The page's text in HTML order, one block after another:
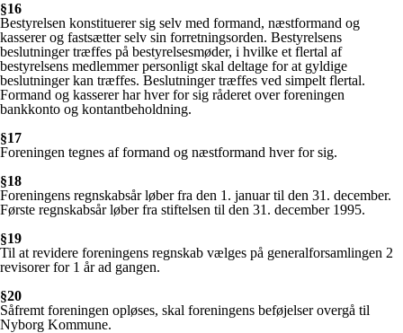
§16
Bestyrelsen konstituerer sig selv med formand, næstformand og
kasserer og fastsætter selv sin forretningsorden. Bestyrelsens
beslutninger træffes på bestyrelsesmøder, i hvilke et flertal af
bestyrelsens medlemmer personligt skal deltage for at gyldige
beslutninger kan træffes. Beslutninger træffes ved simpelt flertal.
Formand og kasserer har hver for sig råderet over foreningen
bankkonto og kontantbeholdning.
§17
Foreningen tegnes af formand og næstformand hver for sig.
§18
Foreningens regnskabsår løber fra den 1. januar til den 31. december.
Første regnskabsår løber fra stiftelsen til den 31. december 1995.
§19
Til at revidere foreningens regnskab vælges på generalforsamlingen 2
revisorer for 1 år ad gangen.
§20
Såfremt foreningen opløses, skal foreningens beføjelser overgå til
Nyborg Kommune.